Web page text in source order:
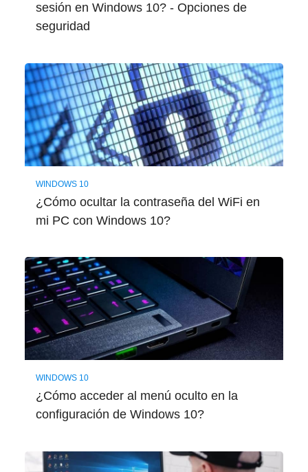
sesión en Windows 10? - Opciones de
seguridad
WINDOWS 10
¿Cómo ocultar la contraseña del WiFi en
mi PC con Windows 10?
WINDOWS 10
¿Cómo acceder al menú oculto en la
configuración de Windows 10?